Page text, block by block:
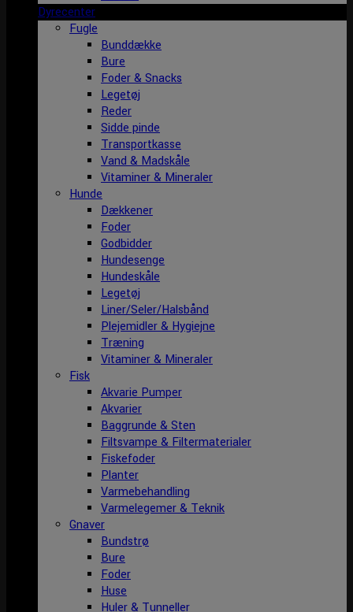
Dyrecenter
Fugle
Bunddække
Bure
Foder & Snacks
Legetøj
Reder
Sidde pinde
Transportkasse
Vand & Madskåle
Vitaminer & Mineraler
Hunde
Dækkener
Foder
Godbidder
Hundesenge
Hundeskåle
Legetøj
Liner/Seler/Halsbånd
Plejemidler & Hygiejne
Træning
Vitaminer & Mineraler
Fisk
Akvarie Pumper
Akvarier
Baggrunde & Sten
Filtsvampe & Filtermaterialer
Fiskefoder
Planter
Varmebehandling
Varmelegemer & Teknik
Gnaver
Bundstrø
Bure
Foder
Huse
Huler & Tunneller